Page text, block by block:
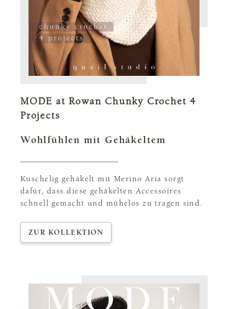
MODE at Rowan Chunky Crochet 4
Projects
Wohlfühlen mit Gehäkeltem
Kuschelig gehäkelt mit Merino Aria sorgt
dafür, dass diese gehäkelten Accessoires
schnell gemacht und mühelos zu tragen sind.
ZUR KOLLEKTION